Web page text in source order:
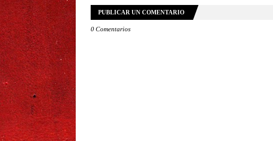
PUBLICAR UN COMENTARIO
0 Comentarios